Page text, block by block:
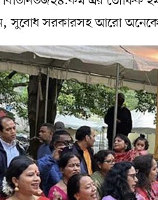
সুবোধ সরকারসহ আরো